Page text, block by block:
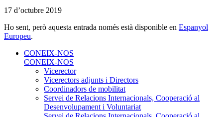
17 d’octubre 2019
Ho sent, però aquesta entrada només està disponible en Espanyol
Europeu.
CONEIX-NOS
CONEIX-NOS
Vicerector
Vicerectors adjunts i Directors
Coordinadors de mobilitat
Servei de Relacions Internacionals, Cooperació al
Desenvolupament i Voluntariat